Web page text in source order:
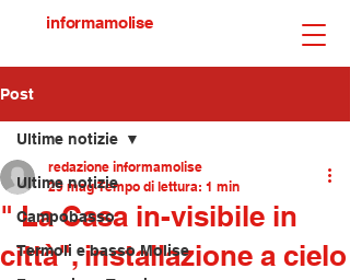
informamolise
Post
Ultime notizie
Campobasso
Termoli e basso Molise
Ultime notizie
" La Casa in-visibile in
città", installazione a cielo
redazione informamolise
29 mag Tempo di lettura: 1 min